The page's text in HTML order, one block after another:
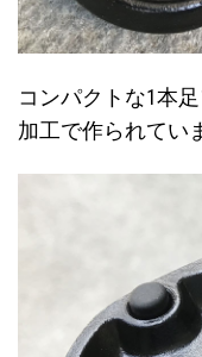
コンパクトな1本
加工で作られてい